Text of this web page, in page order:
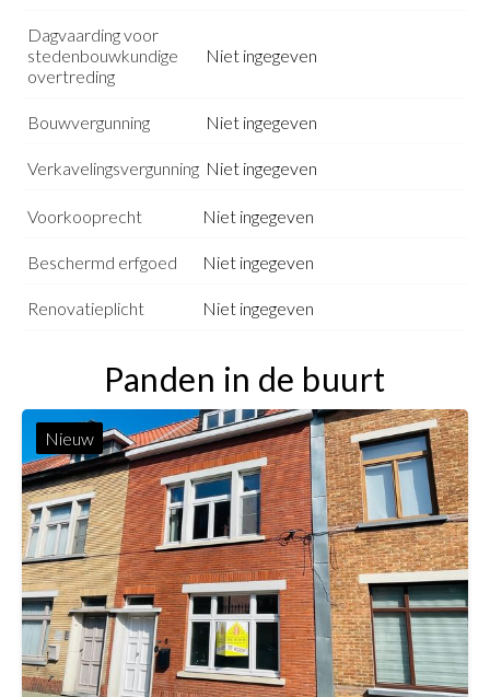
Dagvaarding voor
stedenbouwkundige
overtreding
Niet ingegeven
Bouwvergunning Niet ingegeven
Verkavelingsvergunning Niet ingegeven
Voorkooprecht Niet ingegeven
Beschermd erfgoed Niet ingegeven
Renovatieplicht Niet ingegeven
Panden in de buurt
Nieuw
3
1
150 m²